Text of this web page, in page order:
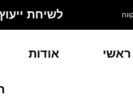
לשיחת ייעוץ
ראשי אודות